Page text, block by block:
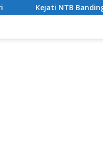
Banding Putusan Bebas